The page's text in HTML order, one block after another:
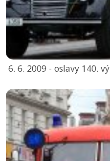
6. 6. 2009 - oslavy 140.